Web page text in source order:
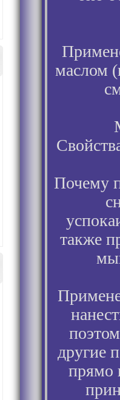
маслом
Почему
также
другие
прямо